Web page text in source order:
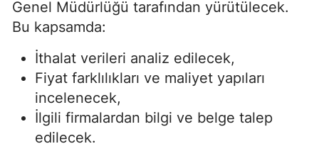
Genel Müdürlüğü tarafından yürütülecek.
Bu kapsamda:
İthalat verileri analiz edilecek,
Fiyat farklılıkları ve maliyet yapıları
incelenecek,
İlgili firmalardan bilgi ve belge talep
edilecek.